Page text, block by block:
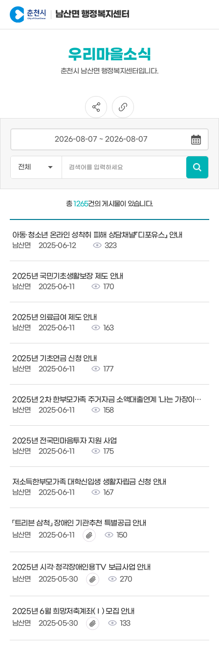
남산면 행정복지센터
우리마을소식
춘천시 남산면 행정복지센터입니다.
총1265건의 게시물이 있습니다.
아동·청소년 온라인 성착취 피해 상담채널『디포유스』 안내
남산면 2025-06-12 323
2025년 국민기초생활보장 제도 안내
남산면 2025-06-11 170
2025년 의료급여 제도 안내
남산면 2025-06-11 163
2025년 기초연금 신청 안내
남산면 2025-06-11 177
2025년 2차 한부모가족 주거자금 소액대출연계 '나는 가장이다’ 안내
남산면 2025-06-11 158
2025년 전국민마음투자 지원 사업
남산면 2025-06-11 175
저소득한부모가족 대학신입생 생활자립금 신청 안내
남산면 2025-06-11 167
「트리븐 삼척」 장애인 기관추천 특별공급 안내
남산면 2025-06-11 150
2025년 시각·청각장애인용TV 보급사업 안내
남산면 2025-05-30 270
2025년 6월 희망저축계좌(Ⅰ) 모집 안내
남산면 2025-05-30 133